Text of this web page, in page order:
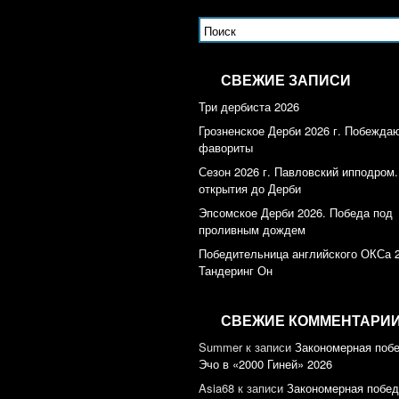
СВЕЖИЕ ЗАПИСИ
Три дербиста 2026
Грозненское Дерби 2026 г.
фавориты
Сезон 2026 г. Павловский
открытия до Дерби
Эпсомское Дерби 2026. Победа под
проливным дождем
Победительница английского ОКСа
Тандеринг Он
СВЕЖИЕ КОММЕНТАРИИ
Summerк записи Закономерная
Эчо в «2000 Гиней» 2026
Asia68 к записи Закономерная